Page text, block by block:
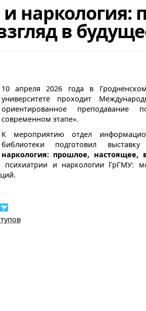
наркология:
в
10 апреля 2026 года в
университете проходит
ориентированное
современном этапе».
К мероприятию отдел
библиотеки подготовил
наркология: прошлое, настоящее,
психиатрии и наркологии ГрГМУ: